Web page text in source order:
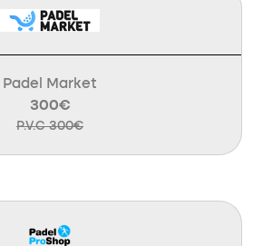
Padel Market
300€
P.V.C 300€